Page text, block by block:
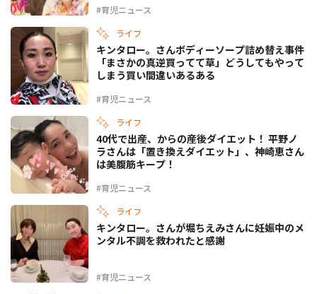
#育児ニュース
ライフ
#育児ニュース
キンタロー。さんボディーソープ詰め替え事件
「まさかの真逆買ってて草」どうしてもやって
しまう買い間違いあるある
ライフ
#育児ニュース
40代で出産、からの産後ダイエット！ 平野ノ
ラさんは「置き換えダイエット」、神崎恵さん
は美腹筋キープ！
ライフ
#育児ニュース
キンタロー。さんが堀ちえみさんに妊娠中のメ
ンタル不調を救われたと感謝